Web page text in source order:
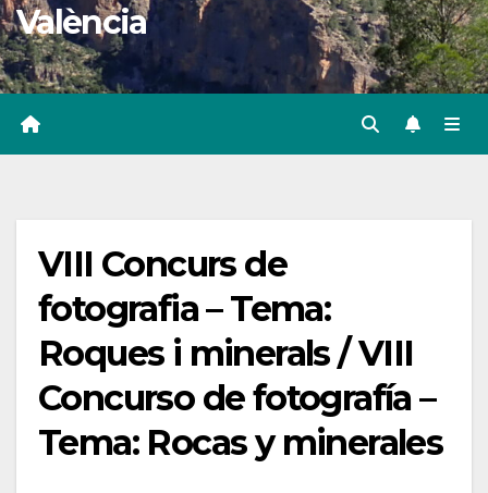
València
VIII Concurs de
fotografia – Tema:
Roques i minerals / VIII
Concurso de fotografía –
Tema: Rocas y minerales